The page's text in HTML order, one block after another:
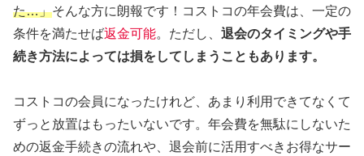
た…」そんな方に朗報です！コストコの年会費は、一定の
条件を満たせば返金可能。ただし、 退会のタイミングや手
続き方法によっては損をしてしまうこともあります。
コストコの会員になったけれど、あまり利用できてなくて
ずっと放置はもったいないです。年会費を無駄にしないた
めの返金手続きの流れや、退会前に活用すべきお得なサー